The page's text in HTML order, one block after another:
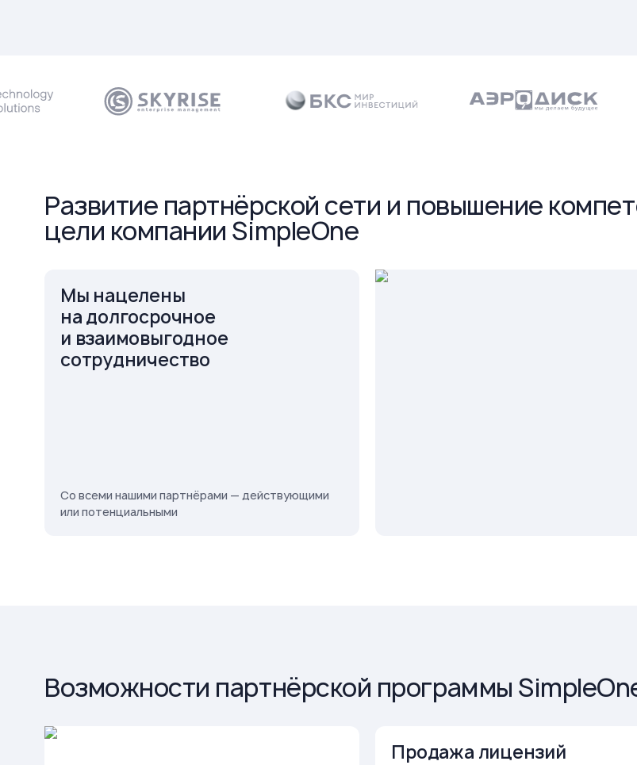
Развитие партнёрской сети и повышение
цели компании SimpleOne
Мы нацелены
на долгосрочное
и взаимовыгодное
сотрудничество
Со всеми нашими партнёрами — действующими
или потенциальными
Возможности партнёрской программы
Продажа лицензий